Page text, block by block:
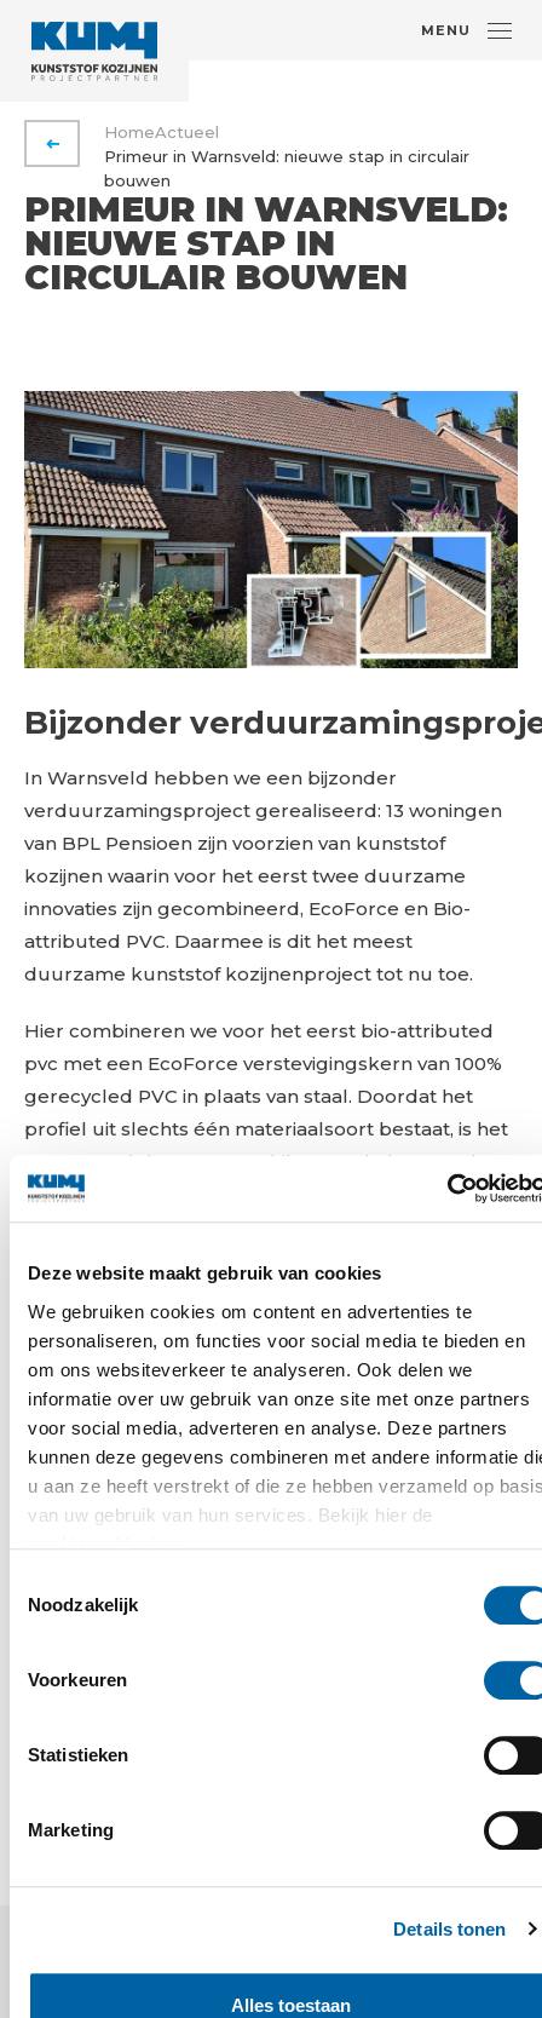
Deze website maakt gebruik van cookies
We gebruiken cookies om content en advertenties te
personaliseren, om functies voor social media te bieden en
om ons websiteverkeer te analyseren. Ook delen we
informatie over uw gebruik van onze site met onze partners
voor social media, adverteren en analyse. Deze partners
kunnen deze gegevens combineren met andere informatie
u aan ze heeft verstrekt of die ze hebben verzameld op
van uw gebruik van hun services. Bekijk hier de
Noodzakelijk
Voorkeuren
Statistieken
Marketing
Details tonen
Alles toestaan
MENU
VORIGE PAGINA
HomeActueel
Primeur in Warnsveld: nieuwe stap in circulair
bouwen
PRIMEUR IN WARNSVELD:
NIEUWE STAP IN
CIRCULAIR BOUWEN
Bijzonder
In Warnsveld hebben we een bijzonder
verduurzamingsproject gerealiseerd: 13 woningen
van BPL Pensioen zijn voorzien van kunststof
kozijnen waarin voor het eerst twee duurzame
innovaties zijn gecombineerd, EcoForce en Bio-
attributed PVC. Daarmee is dit het meest
duurzame kunststof kozijnenproject tot nu toe.
Hier combineren we voor het eerst bio-attributed
pvc met een EcoForce verstevigingskern van 100%
gerecycled PVC in plaats van staal. Doordat het
profiel uit slechts één materiaalsoort bestaat, is het
100% recyclebaar en geschikt voor de bestaande
PVC-recyclestromen. In combinatie met bio-
attributed PVC, vervaardigd uit hernieuwbare
Het resultaat mag er zijn: met deze aanpak is op dit
project maar liefst 5.774 kg CO₂ bespaard. Dat staat
gelijk aan meer dan 45.000 kilometer rijden met
een benzineauto, oftewel: twee keer op en neer
naar Zuid-Afrika. Een concrete stap richting
toekomstbestendig bouwen.
Estate dit als eerste hebben toegepast binnen dit
Kömmerling en partner BAM Wonen zetten we een